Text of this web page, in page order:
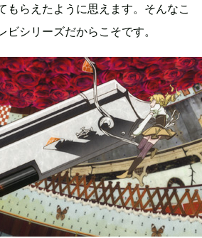
もらえたように思えます。そんなこ
ビシリーズだからこそです。